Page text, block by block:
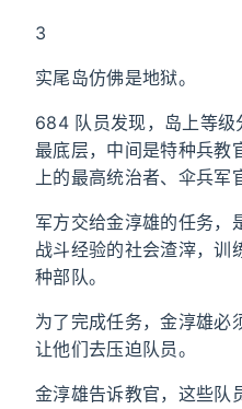
3
实尾岛仿佛是地狱。
684 队员发现，岛上等级
最底层，中间是特种兵教
上的最高统治者、伞兵军
军方交给金淳雄的任务，
战斗经验的社会渣滓，训
种部队。
为了完成任务，金淳雄必
让他们去压迫队员。
金淳雄告诉教官，这些队